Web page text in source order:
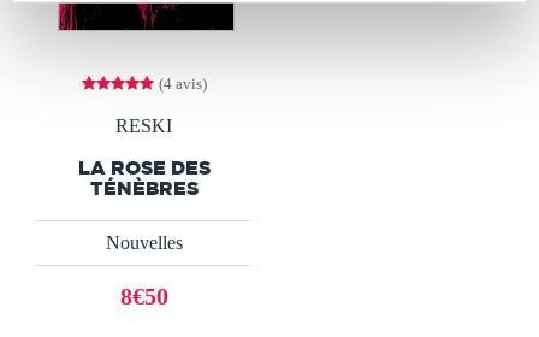
(4 avis)
RESKI
LA ROSE DES
TÉNÈBRES
Nouvelles
8€50